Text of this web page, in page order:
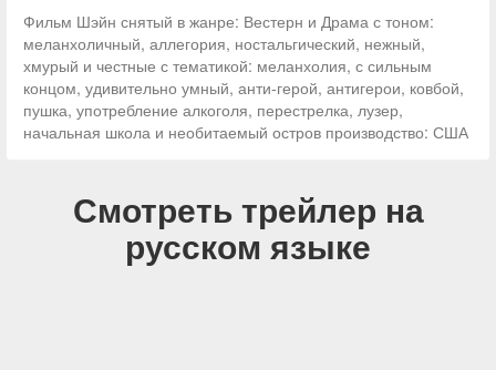
Фильм Шэйн снятый в жанре: Вестерн и Драма с тоном:
меланхоличный, аллегория, ностальгический, нежный,
хмурый и честные с тематикой: меланхолия, с сильным
концом, удивительно умный, анти-герой, антигерои, ковбой,
пушка, употребление алкоголя, перестрелка, лузер,
начальная школа и необитаемый остров производство: США
Смотреть трейлер на
русском языке